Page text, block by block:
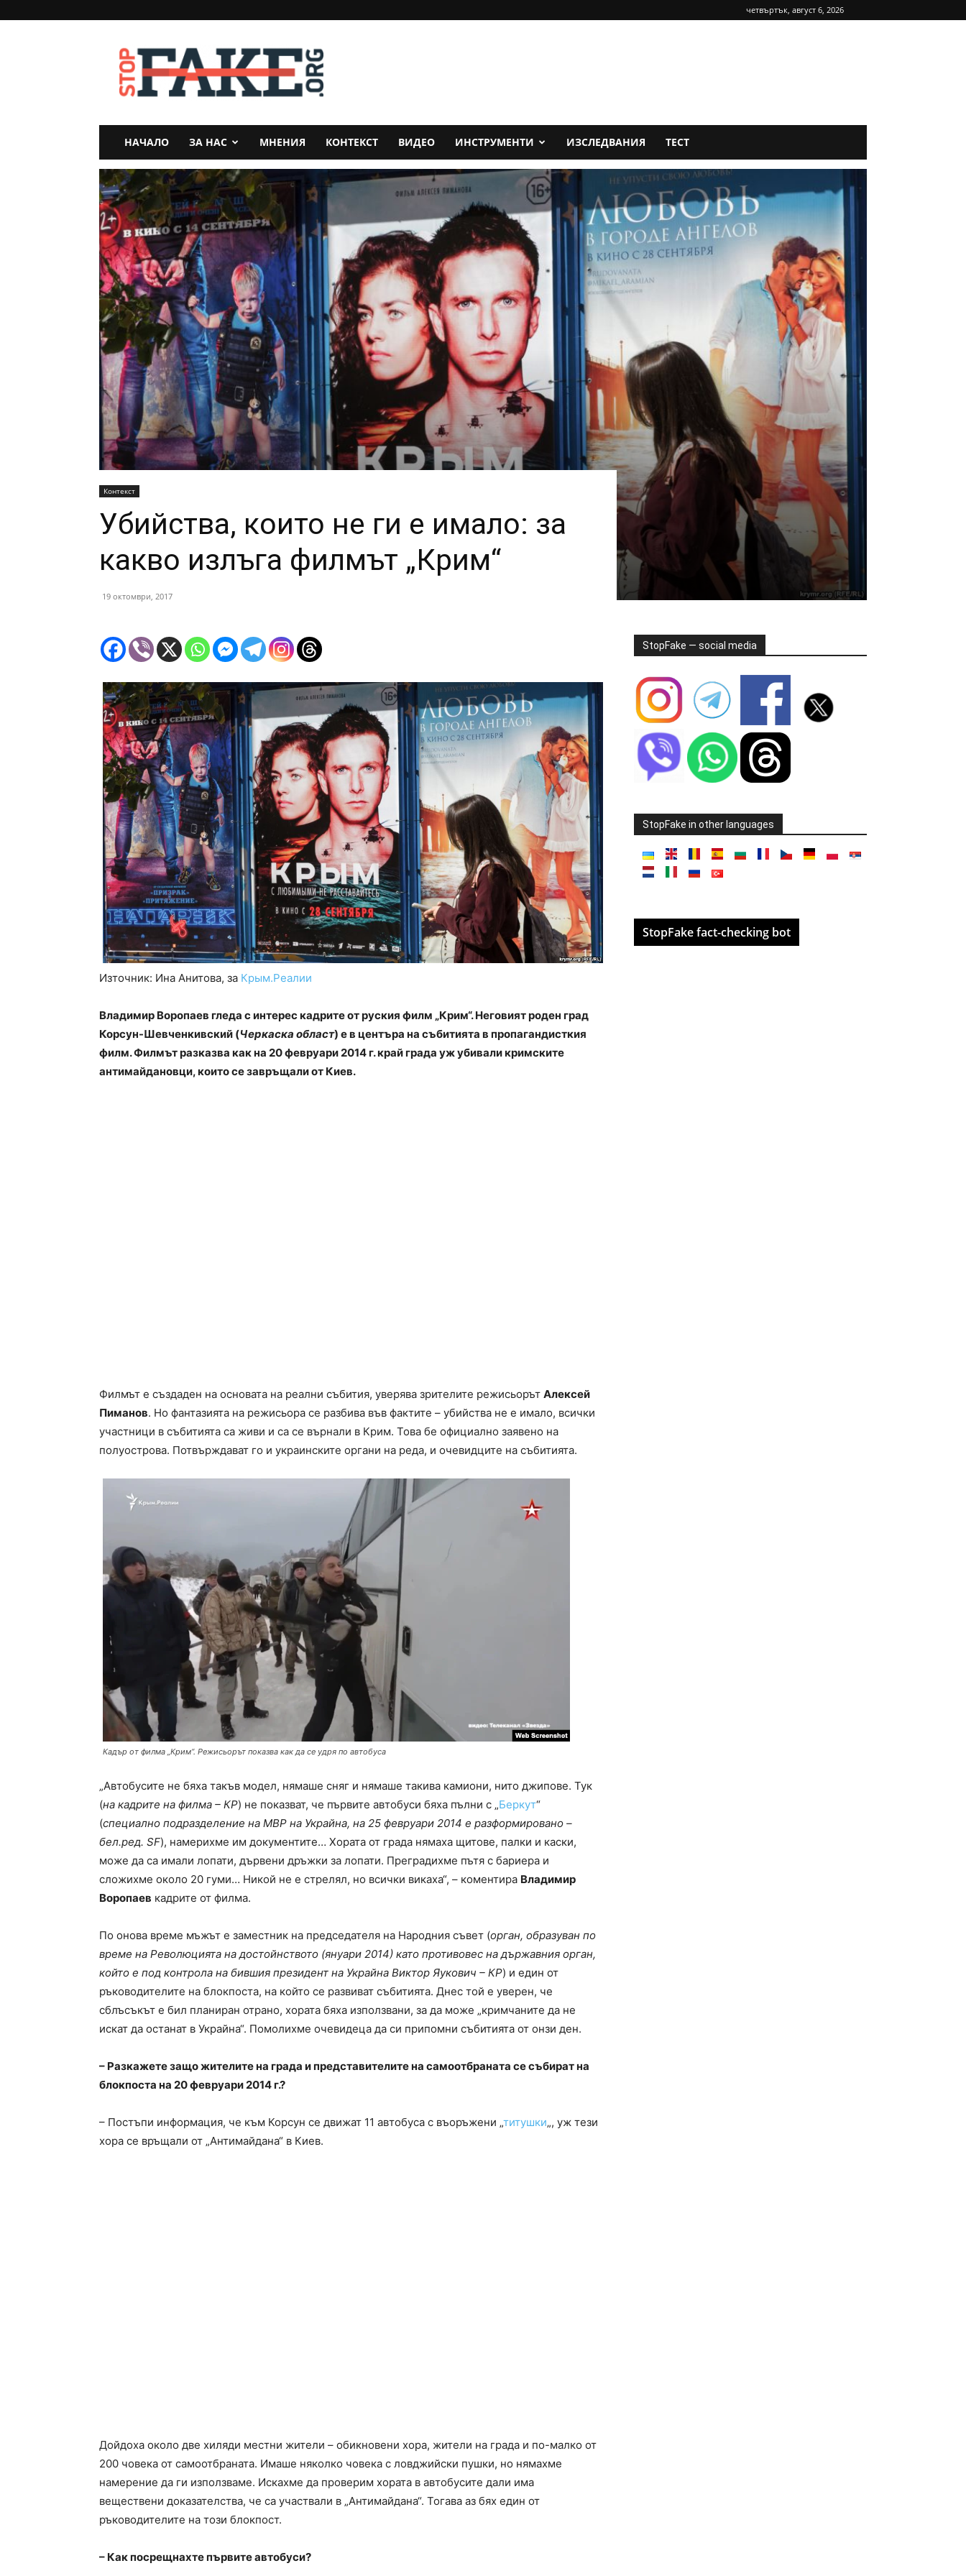
четвъртък, август 6, 2026
StopFake
НАЧАЛО ЗА НАС МНЕНИЯ КОНТЕКСТ ВИДЕО ИНСТРУМЕНТИ ИЗСЛЕДВАНИЯ ТЕСТ
Контекст
Убийства, които не ги е имало: за
какво излъга филмът „Крим“
19 октомври, 2017
Източник: Ина Анитова, за Крым.Реалии
Владимир Воропаев гледа с интерес кадрите от руския филм „Крим“. Неговият роден град
Корсун-Шевченкивский (Черкаска област) е в центъра на събитията в пропагандисткия
филм. Филмът разказва как на 20 февруари 2014 г. край града уж убивали кримските
антимайдановци, които се завръщали от Киев.
Филмът е създаден на основата на реални събития, уверява зрителите режисьорът Алексей
Пиманов. Но фантазията на режисьора се разбива във фактите – убийства не е имало, всички
участници в събитията са живи и са се върнали в Крим. Това бе официално заявено на
полуострова. Потвърждават го и украинските органи на реда, и очевидците на събитията.
Кадър от филма „Крим“. Режисьорът показва как да се удря по автобуса
„Автобусите не бяха такъв модел, нямаше сняг и нямаше такива камиони, нито джипове. Тук
(на кадрите на филма – КР) не показват, че първите автобуси бяха пълни с „Беркут“
(специално подразделение на МВР на Украйна, на 25 февруари 2014 е разформировано –
бел.ред. SF), намерихме им документите… Хората от града нямаха щитове, палки и каски,
може да са имали лопати, дървени дръжки за лопати. Преградихме пътя с бариера и
сложихме около 20 гуми… Никой не е стрелял, но всички викаха“, – коментира Владимир
Воропаев кадрите от филма.
По онова време мъжът е заместник на председателя на Народния съвет (орган, образуван по
време на Революцията на достойнството (януари 2014) като противовес на държавния орган,
който е под контрола на бившия президент на Украйна Виктор Яукович – КР) и един от
ръководителите на блокпоста, на който се развиват събитията. Днес той е уверен, че
сблъсъкът е бил планиран отрано, хората бяха използвани, за да може „кримчаните да не
искат да останат в Украйна“. Помолихме очевидеца да си припомни събитията от онзи ден.
– Разкажете защо жителите на града и представителите на самоотбраната се събират на
блокпоста на 20 февруари 2014 г.?
– Постъпи информация, че към Корсун се движат 11 автобуса с въоръжени „титушки„, уж тези
хора се връщали от „Антимайдана“ в Киев.
Дойдоха около две хиляди местни жители – обикновени хора, жители на града и по-малко от
200 човека от самоотбраната. Имаше няколко човека с ловджийски пушки, но нямахме
намерение да ги използваме. Искахме да проверим хората в автобусите дали има
веществени доказателства, че са участвали в „Антимайдана“. Тогава аз бях един от
ръководителите на този блокпост.
– Как посрещнахте първите автобуси?
StopFake — social media
StopFake in other languages
StopFake fact-checking bot